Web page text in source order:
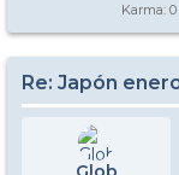
Karma: 0
Re: Japón